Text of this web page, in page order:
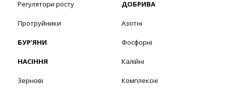
Регулятори росту
Протруйники
БУР’ЯНИ
НАСІННЯ
Зернові
ДОБРИВА
Азотні
Фосфорні
Калійні
Комплексні